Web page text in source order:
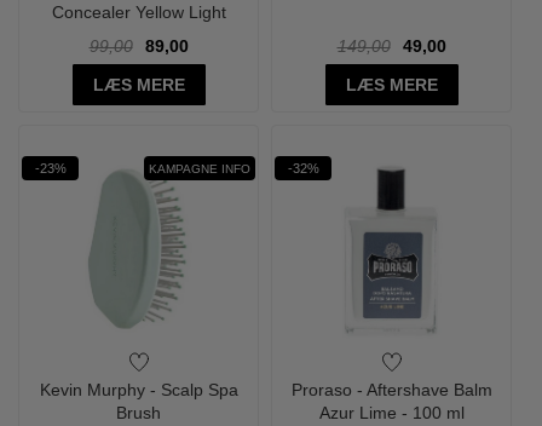
Concealer Yellow Light
99,00
89,00
LÆS MERE
149,00
49,00
LÆS MERE
-23% KAMPAGNE INFO
Kevin Murphy - Scalp Spa
Brush
-32%
Proraso - Aftershave Balm
Azur Lime - 100 ml